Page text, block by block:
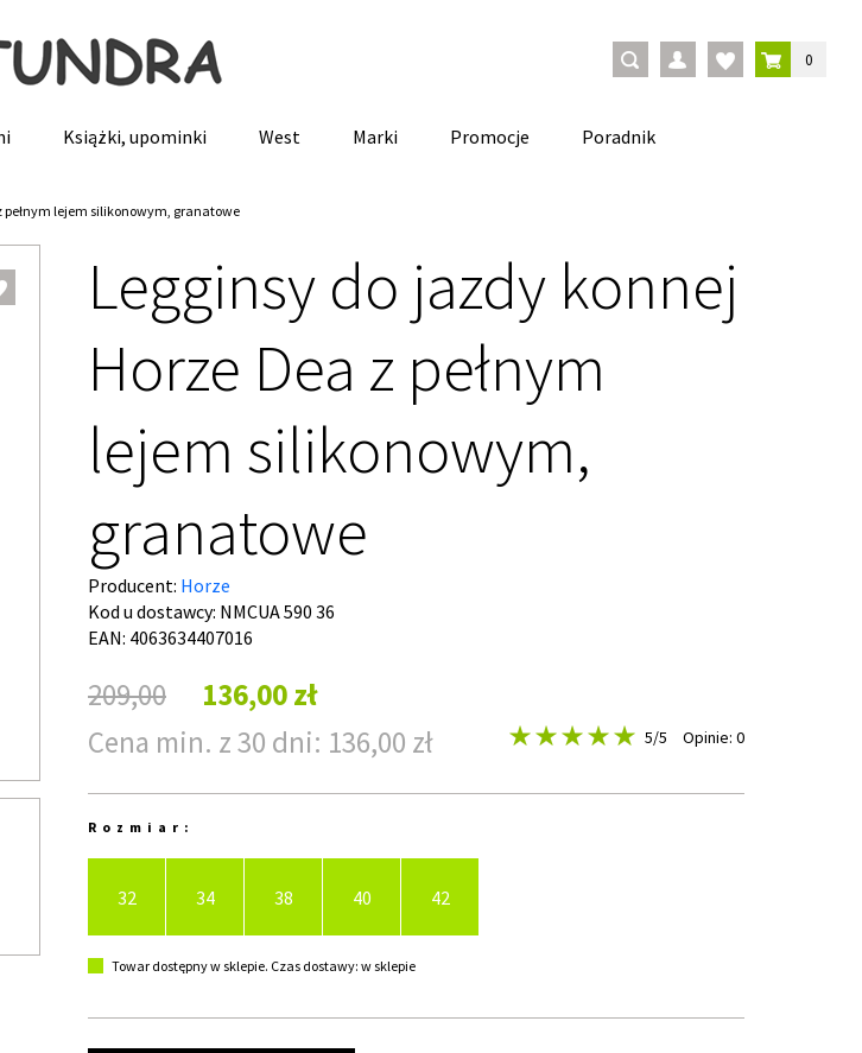
0
Książki, upominki West Marki Promocje Poradnik
pełnym lejem silikonowym, granatowe
Legginsy do jazdy konnej
Horze Dea z pełnym
lejem silikonowym,
granatowe
Producent: Horze
Kod u dostawcy: NMCUA 590 36
EAN: 4063634407016
209,00
136,00 zł
Cena min. z 30 dni: 136,00 zł
5/5 Opinie: 0
Rozmiar:
32 34 38 40 42
Towar dostępny w sklepie. Czas dostawy: w sklepie